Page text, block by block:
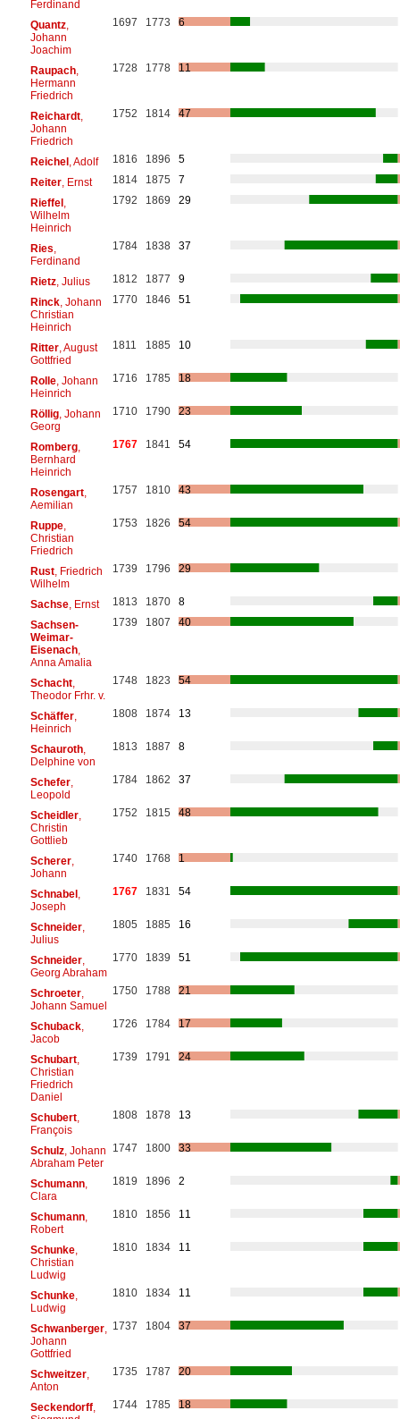
Ferdinand
Quantz,
Johann
Joachim
1697 1773 6
Raupach,
Hermann
Friedrich
1728 1778 11
Reichardt,
Johann
Friedrich
1752 1814 47
Reichel, Adolf 1816 1896
5
Reiter, Ernst 1814 1875
7
Rieffel,
Wilhelm
Heinrich
1792 1869 29
Ries
Ferdinand
1784 1838 37
Rietz, Julius 1812 1877
9
Rinck, Johann
Christian
Heinrich
1770 1846 51
Ritter, August
Gottfried
1811 1885 10
Rolle, Johann
Heinrich
1716 1785 18
Röllig, Johann
Georg
1710 1790 23
Romberg,
Bernhard
Heinrich
1767 1841 54
Rosengart,
Aemilian
1757 1810 43
Ruppe,
Christian
Friedrich
1753 1826 54
Rust, Friedrich
Wilhelm
1739 1796 29
Sachse, Ernst 1813 1870
8
Sachsen-
Weimar-
Eisenach,
Anna Amalia
1739 1807 40
Schacht,
Theodor Frhr. v.
1748 1823 54
Schäffer,
Heinrich
1808 1874 13
Schauroth,
Delphine von
1813 1887 8
Schefer,
Leopold
1784 1862 37
Scheidler,
Christin
Gottlieb
1752 1815 48
Scherer,
Johann
1740 1768 1
Schnabel,
Joseph
1767 1831 54
Schneider,
Julius
1805 1885 16
Schneider,
Georg Abraham
1770 1839 51
Schroeter,
Johann Samuel
1750 1788 21
Schuback,
Jacob
1726 1784 17
Schubart,
Christian
Friedrich
Daniel
1739 1791 24
Schubert,
François
1808 1878 13
Schulz, Johann
Abraham Peter
1747 1800 33
Schumann,
Clara
1819 1896 2
Schumann,
Robert
1810 1856 11
Schunke,
Christian
Ludwig
1810 1834 11
Schunke,
Ludwig
1810 1834 11
Schwanberger,
Johann
Gottfried
1737 1804 37
Schweitzer,
Anton
1735 1787 20
Seckendorff,
1744 1785 18